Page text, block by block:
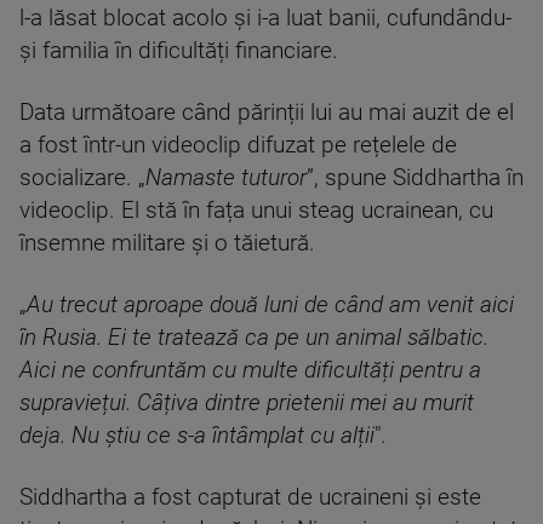
l-a lăsat blocat acolo și i-a luat banii, cufundându-
și familia în dificultăți financiare.
Data următoare când părinții lui au mai auzit de el
a fost într-un videoclip difuzat pe rețelele de
socializare. „Namaste tuturor”, spune Siddhartha în
videoclip. El stă în fața unui steag ucrainean, cu
însemne militare și o tăietură.
„Au trecut aproape două luni de când am venit aici
în Rusia. Ei te tratează ca pe un animal sălbatic.
Aici ne confruntăm cu multe dificultăți pentru a
supraviețui. Câțiva dintre prietenii mei au murit
deja. Nu știu ce s-a întâmplat cu alții".
Siddhartha a fost capturat de ucraineni și este